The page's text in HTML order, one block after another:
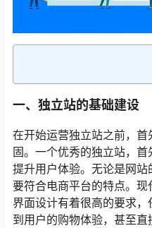
一、独立站的基础建设
在开始运营独立站之前，
固。一个优秀的独立站，首
提升用户体验。无论是网
要符合电商平台的特点。
界面设计有着很高的要求
到用户的购物体验，甚至直